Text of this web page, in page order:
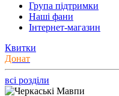
Група підтримки
Наші фани
Інтернет-магазин
Квитки
Донат
всі розділи